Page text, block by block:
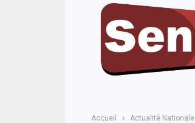
Accueil Actualité Nationale